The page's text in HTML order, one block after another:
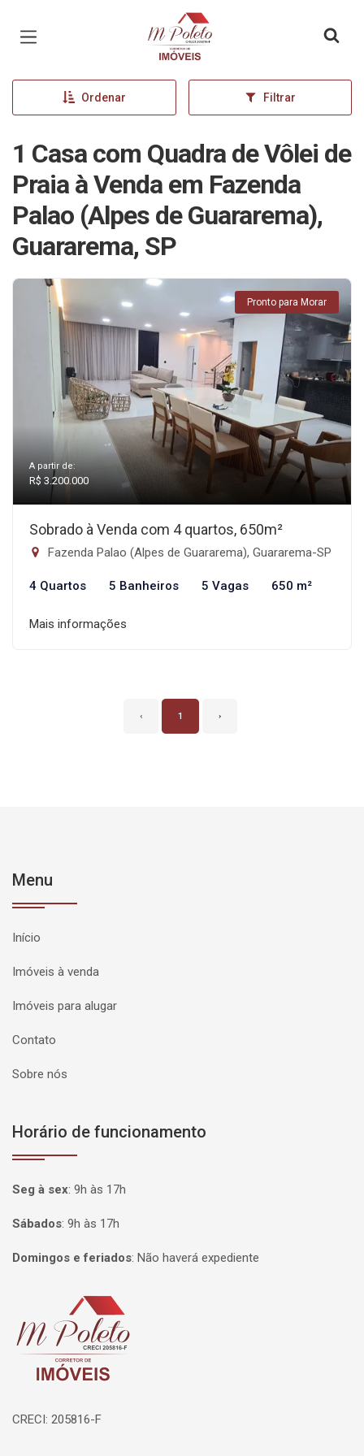
Página inicial
Ordenar Filtrar
1 Casa com Quadra de Vôlei de
Praia à Venda em Fazenda
Palao (Alpes de Guararema),
Guararema, SP
Pronto para Morar
A partir de:
R$ 3.200.000
Sobrado à Venda com 4 quartos, 650m²
Fazenda Palao (Alpes de Guararema), Guararema-SP
4 Quartos 5 Banheiros 5 Vagas 650 m²
Mais informações
‹ 1 ›
Menu
Início
Imóveis à venda
Imóveis para alugar
Contato
Sobre nós
Horário de funcionamento
Seg à sex: 9h às 17h
Sábados: 9h às 17h
Domingos e feriados: Não haverá expediente
Página inicial
CRECI: 205816-F